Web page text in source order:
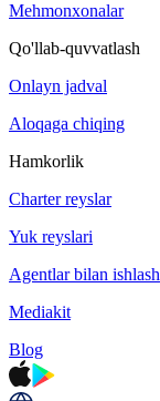
Mehmonxonalar
Qo'llab-quvvatlash
Onlayn jadval
Aloqaga chiqing
Hamkorlik
Charter reyslar
Yuk reyslari
Agentlar bilan ishlash
Mediakit
Blog